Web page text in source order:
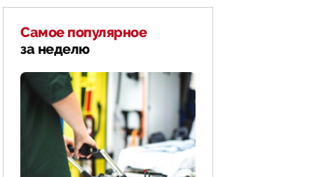
Самое популярное
за неделю